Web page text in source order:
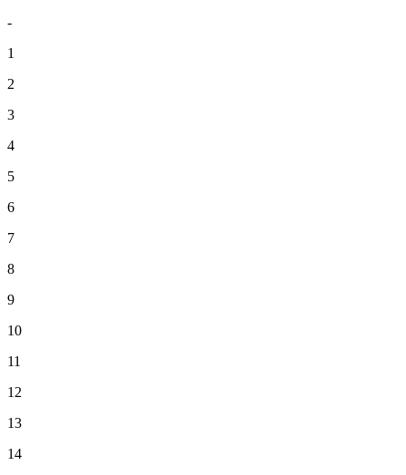
-
1
2
3
4
5
6
7
8
9
10
11
12
13
14